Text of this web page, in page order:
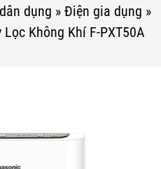
dụng » Điện gia dụng »
Lọc Không Khí F-PXT50A